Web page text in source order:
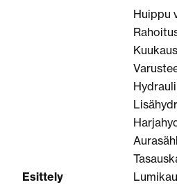
Esittely
Huippu